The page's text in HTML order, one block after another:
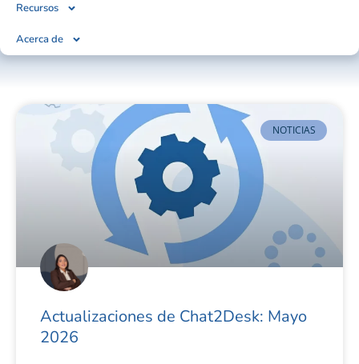
Recursos
Acerca de
NOTICIAS
Actualizaciones de Chat2Desk: Mayo
2026